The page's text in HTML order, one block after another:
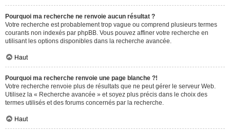
Pourquoi ma recherche ne renvoie aucun résultat ?
Votre recherche est probablement trop vague ou comprend plusieurs termes
courants non indexés par phpBB. Vous pouvez affiner votre recherche en
utilisant les options disponibles dans la recherche avancée.
Haut
Pourquoi ma recherche renvoie une page blanche ?!
Votre recherche renvoie plus de résultats que ne peut gérer le serveur Web.
Utilisez la « Recherche avancée » et soyez plus précis dans le choix des
termes utilisés et des forums concernés par la recherche.
Haut